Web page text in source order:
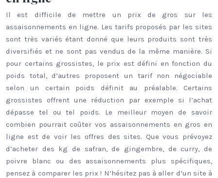
Il est difficile de mettre un prix de gros sur les
assaisonnements en ligne. Les tarifs proposés par les sites
sont très variés étant donné que leurs produits sont très
diversifiés et ne sont pas vendus de la même manière. Si
pour certains grossistes, le prix est défini en fonction du
poids total, d’autres proposent un tarif non négociable
selon un certain poids définit au préalable. Certains
grossistes offrent une réduction par exemple si l’achat
dépasse tel ou tel poids. Le meilleur moyen de savoir
combien pourrait coûter vos assaisonnements en gros en
ligne est de voir les offres des sites. Que vous prévoyez
d’acheter des kg de safran, de gingembre, de curry, de
poivre blanc ou des assaisonnements plus spécifiques,
pensez à comparer les prix ! N’hésitez pas à aller d’un site à